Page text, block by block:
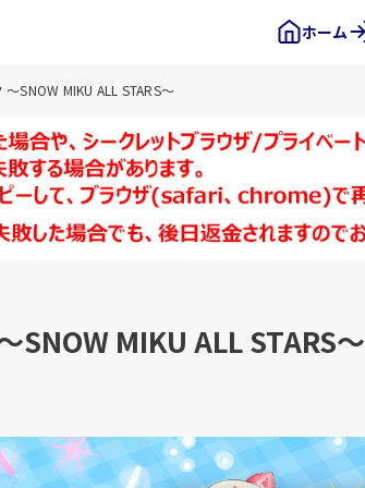
ホーム
SNOW MIKU ALL STARS～
SNOW MIKU ALL STARS～